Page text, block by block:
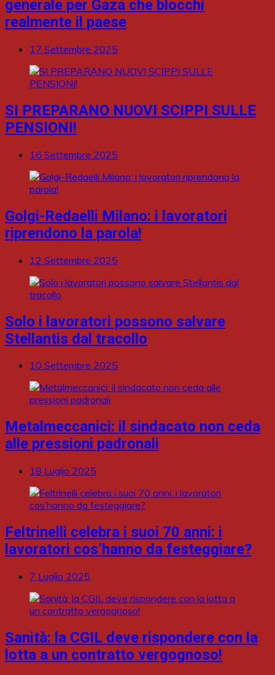
generale per Gaza che blocchi
realmente il paese
17 Settembre 2025
SI PREPARANO NUOVI SCIPPI SULLE
PENSIONI!
16 Settembre 2025
Golgi-Redaelli Milano: i lavoratori
riprendono la parola!
12 Settembre 2025
Solo i lavoratori possono salvare
Stellantis dal tracollo
10 Settembre 2025
Metalmeccanici: il sindacato non ceda
alle pressioni padronali
18 Luglio 2025
Feltrinelli celebra i suoi 70 anni: i
lavoratori cos’hanno da festeggiare?
7 Luglio 2025
Sanità: la CGIL deve rispondere con la
lotta a un contratto vergognoso!